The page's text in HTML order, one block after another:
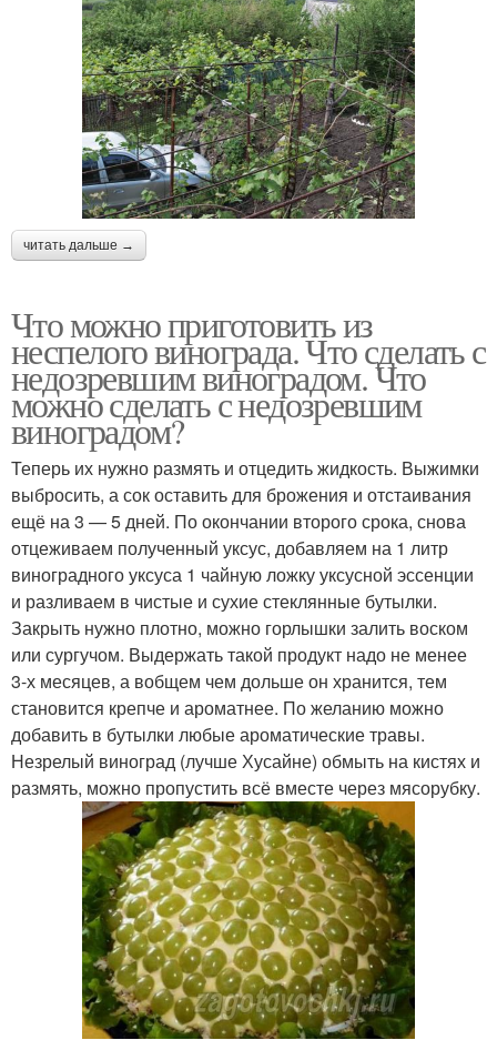
читать дальше →
Что можно приготовить из
неспелого винограда. Что сделать с
недозревшим виноградом. Что
можно сделать с недозревшим
виноградом?
Теперь их нужно размять и отцедить жидкость. Выжимки
выбросить, а сок оставить для брожения и отстаивания
ещё на 3 — 5 дней. По окончании второго срока, снова
отцеживаем полученный уксус, добавляем на 1 литр
виноградного уксуса 1 чайную ложку уксусной эссенции
и разливаем в чистые и сухие стеклянные бутылки.
Закрыть нужно плотно, можно горлышки залить воском
или сургучом. Выдержать такой продукт надо не менее
3-х месяцев, а вобщем чем дольше он хранится, тем
становится крепче и ароматнее. По желанию можно
добавить в бутылки любые ароматические травы.
Незрелый виноград (лучше Хусайне) обмыть на кистях и
размять, можно пропустить всё вместе через мясорубку.